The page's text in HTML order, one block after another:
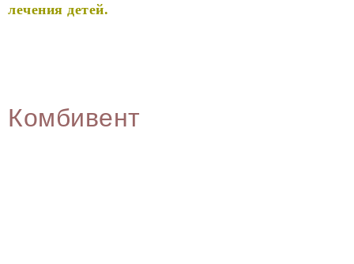
лечения детей.
Комбивент